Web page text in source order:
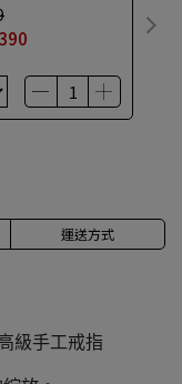
運送方式
級手工戒指